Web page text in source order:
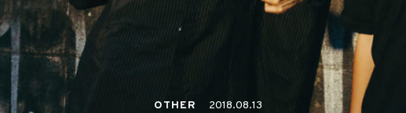
OTHER 2018.08.13